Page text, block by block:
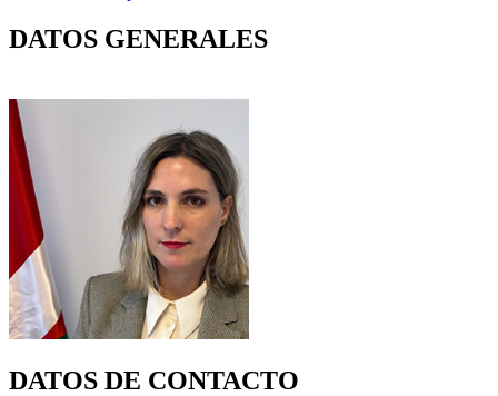
DATOS GENERALES
DATOS DE CONTACTO